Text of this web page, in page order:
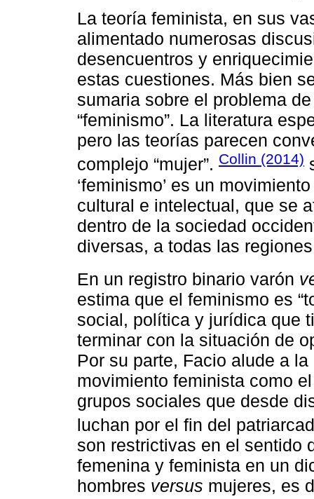
La teoría feminista, en sus
alimentado numerosas
desencuentros y
estas cuestiones. Más bien
sumaria sobre el problema
“feminismo”. La literatura
pero las teorías parecen
complejo “mujer”. Collin (2014)
‘feminismo’ es un
cultural e intelectual, que se
dentro de la sociedad
diversas, a todas las
En un registro binario varón
estima que el feminismo es
social, política y jurídica que
terminar con la situación de
Por su parte, Facio alude a
movimiento feminista como
grupos sociales que desde
luchan por el fin del
son restrictivas en el sentido
femenina y feminista en un
hombres versus mujeres, es